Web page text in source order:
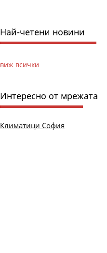
Най-четени новини
виж всички
Интересно от мрежата
Климатици София